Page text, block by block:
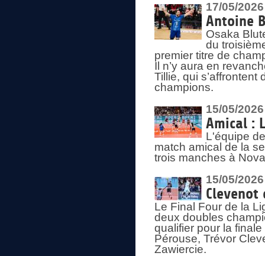
17/05/2026
Antoine
Osaka
du
premier titre de
Il n’y aura en
Tillie, qui
champions.
15/05/2026
Amical :
L'équipe
match amical de la
trois manches à
15/05/2026
Le Final Four de la
deux doubles
qualifier pour la
Pérouse, Trévor
Zawiercie.